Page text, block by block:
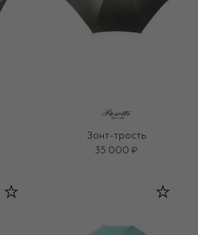
Зонт-трость
35 000 ₽